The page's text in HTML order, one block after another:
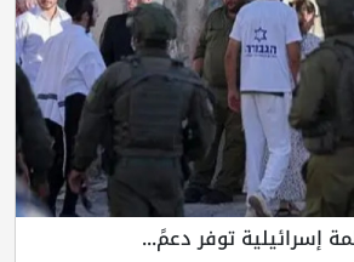
إسرائيلية توفر دعمً...